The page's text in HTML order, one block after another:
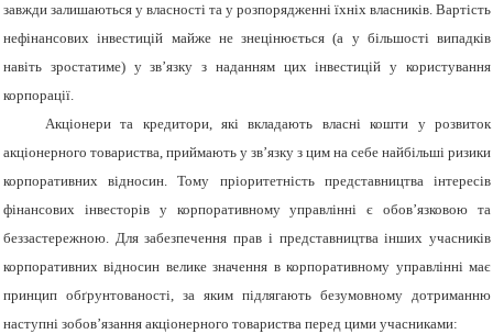
завжди залишаються у власності та у розпорядженні їхніх власників. Вартість
нефінансових інвестицій майже не знецінюється (а у більшості випадків
навіть зростатиме) у зв’язку з наданням цих інвестицій у користування
корпорації.
Акціонери та кредитори, які вкладають власні кошти у розвиток
акціонерного товариства, приймають у зв’язку з цим на себе найбільші ризики
корпоративних відносин. Тому пріоритетність представництва інтересів
фінансових інвесторів у корпоративному управлінні є обов’язковою та
беззастережною. Для забезпечення прав і представництва інших учасників
корпоративних відносин велике значення в корпоративному управлінні має
принцип обґрунтованості, за яким підлягають безумовному дотриманню
наступні зобов’язання акціонерного товариства перед цими учасниками: